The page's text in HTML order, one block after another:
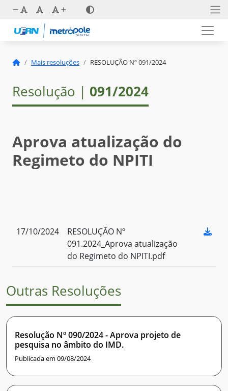
Mais resoluções RESOLUÇÃO Nº 091/2024
Resolução | 091/2024
Aprova atualização do
Regimeto do NPITI
17/10/2024
RESOLUÇÃO Nº
091.2024_Aprova atualização
do Regimeto do NPITI.pdf
Outras Resoluções
Resolução Nº 090/2024 - Aprova projeto de
pesquisa no âmbito do IMD.
Publicada em 09/08/2024